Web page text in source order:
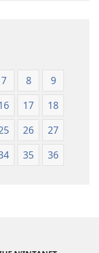
Ọhụrụ
(Nke
E
Degharịrị
n'Afọ 2013)
Ọhụrụ
(Nke
E
Degharịrị
n'Afọ 2013)
7 8
9
17
18
26
27
35 36